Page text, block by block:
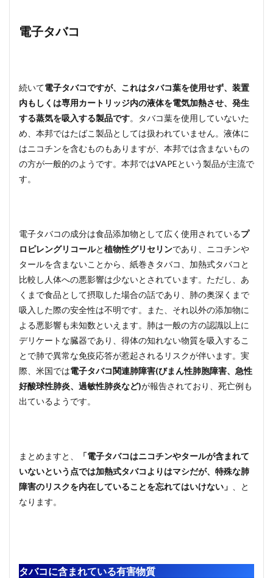
電子タバコ
続いて電子タバコですが、これはタバコ葉を使用せず、装置
内もしくは専用カートリッジ内の液体を電気加熱させ、発生
する蒸気を吸入する製品です。タバコ葉を使用していないた
め、本邦ではたばこ製品としては扱われていません。液体に
はニコチンを含むものもありますが、本邦では含まないもの
の方が一般的のようです。本邦ではVAPEという製品が主流で
す。
電子タバコの成分は食品添加物として広く使用されているプ
ロピレングリコールと植物性グリセリンであり、ニコチンや
タールを含まないことから、紙巻きタバコ、加熱式タバコと
比較し人体への悪影響は少ないとされています。ただし、あ
くまで食品として摂取した場合の話であり、肺の奥深くまで
吸入した際の安全性は不明です。また、それ以外の添加物に
よる悪影響も未知数といえます。肺は一般の方の認識以上に
デリケートな臓器であり、得体の知れない物質を吸入するこ
とで肺で異常な免疫応答が惹起されるリスクが伴います。実
際、米国では電子タバコ関連肺障害(びまん性肺胞障害、急性
好酸球性肺炎、過敏性肺炎など)が報告されており、死亡例も
出ているようです。
まとめますと、
「電子タバコはニコチンやタールが含まれて
いないという点では加熱式タバコよりはマシだが、特殊な肺
障害のリスクを内在していることを忘れてはいけない」
、と
なります。
タバコに含まれている有害物質